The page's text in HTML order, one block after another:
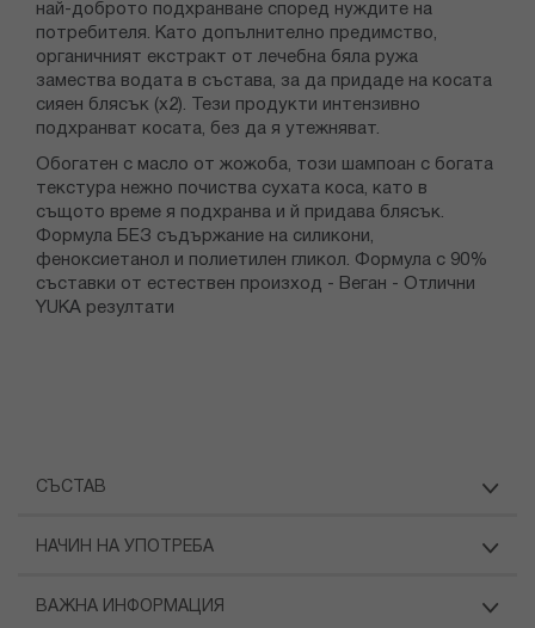
най-доброто подхранване според нуждите на
потребителя. Като допълнително предимство,
органичният екстракт от лечебна бяла ружа
замества водата в състава, за да придаде на косата
сияен блясък (x2). Тези продукти интензивно
подхранват косата, без да я утежняват.
Обогатен с масло от жожоба, този шампоан с богата
текстура нежно почиства сухата коса, като в
същото време я подхранва и й придава блясък.
Формулa БЕЗ съдържание на силикони,
феноксиетанол и полиетилен гликол. Формула с 90%
съставки от естествен произход - Веган - Отлични
YUKA резултати
СЪСТАВ
НАЧИН НА УПОТРЕБА
ВАЖНА ИНФОРМАЦИЯ